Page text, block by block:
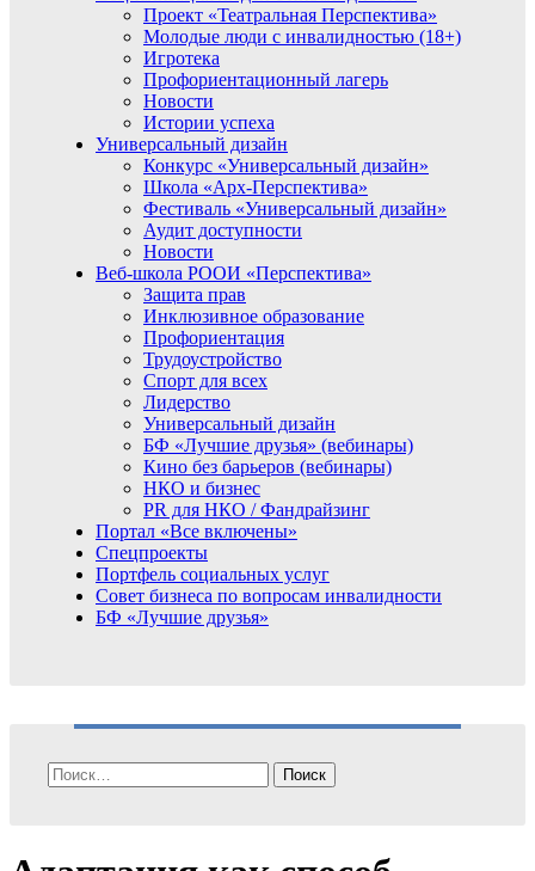
Проект «Театральная Перспектива»
Молодые люди с инвалидностью (18+)
Игротека
Профориентационный лагерь
Новости
Истории успеха
Универсальный дизайн
Конкурс «Универсальный дизайн»
Школа «Арх-Перспектива»
Фестиваль «Универсальный дизайн»
Аудит доступности
Новости
Веб-школа РООИ «Перспектива»
Защита прав
Инклюзивное образование
Профориентация
Трудоустройство
Спорт для всех
Лидерство
Универсальный дизайн
БФ «Лучшие друзья» (вебинары)
Кино без барьеров (вебинары)
НКО и бизнес
PR для НКО / Фандрайзинг
Портал «Все включены»
Спецпроекты
Портфель социальных услуг
Совет бизнеса по вопросам инвалидности
БФ «Лучшие друзья»
Найти: